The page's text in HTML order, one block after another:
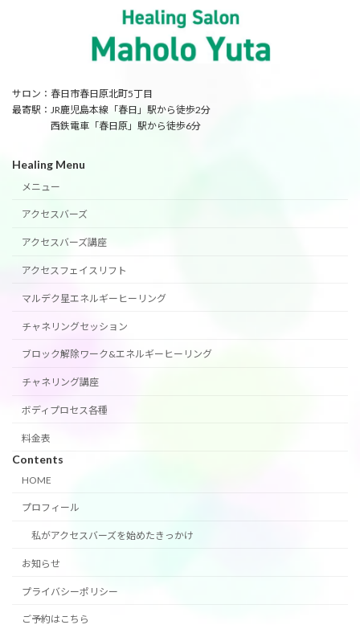
サロン：春日市春日原北町5丁目
最寄駅：JR鹿児島本線「春日」駅から徒歩2分
西鉄電車「春日原」駅から徒歩6分
Healing Menu
メニュー
アクセスバーズ
アクセスバーズ講座
アクセスフェイスリフト
マルデク星エネルギーヒーリング
チャネリングセッション
ブロック解除ワーク&エネルギーヒーリング
チャネリング講座
ボディプロセス各種
料金表
Contents
HOME
プロフィール
私がアクセスバーズを始めたきっかけ
お知らせ
プライバシーポリシー
ご予約はこちら